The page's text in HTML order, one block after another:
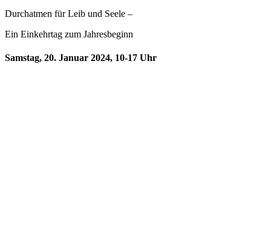
Durchatmen für Leib und Seele –
Ein Einkehrtag zum Jahresbeginn
Samstag, 20. Januar 2024, 10-17 Uhr